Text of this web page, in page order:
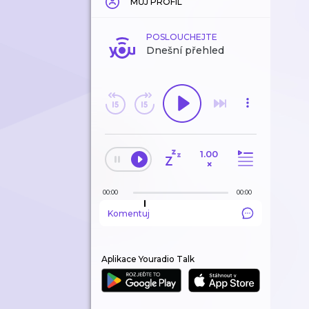
POSLOUCHEJTE
Dnešní přehled
1.00
×
00:00 00:00
Komentuj
Aplikace Youradio Talk